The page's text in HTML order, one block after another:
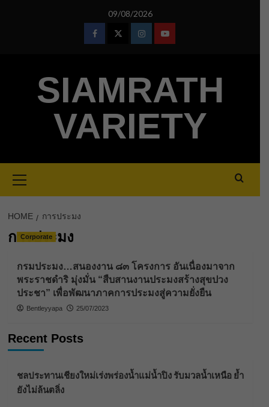
09/08/2026
FacebookTwitterInstagramYoutube
SIAMRATH
VARIETY
Menu
HOME การประมง
การประมง
Corporate
กรมประมง…สนองงาน ๘๓ โครงการ อันเนื่องมาจาก
พระราชดำริ มุ่งมั่น “สืบสานงานประมงสร้างสุขปวง
ประชา” เพื่อพัฒนาภาคการประมงสู่ความยั่งยืน
Bentleyyapa 25/07/2023
Recent Posts
ชลประทานเชียงใหม่เร่งพร่องน้ำแม่น้ำปิง รับมวลน้ำเหนือ ย้ำ
ยังไม่ล้นตลิ่ง